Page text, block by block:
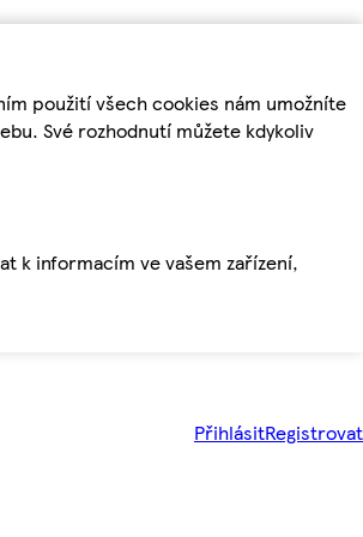
použití všech cookies nám umožníte
Své rozhodnutí můžete kdykoliv
k informacím ve vašem zařízení,
PřihlásitRegistrovat